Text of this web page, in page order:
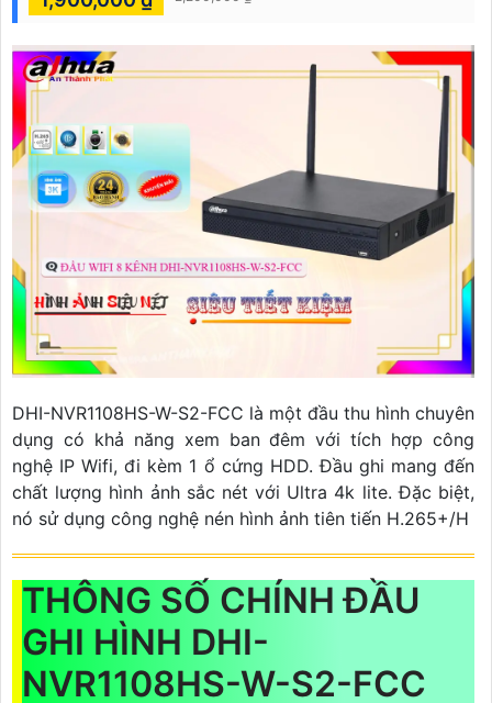
DHI-NVR1108HS-W-S2-FCC là một đầu thu hình chuyên
dụng có khả năng xem ban đêm với tích hợp công
nghệ IP Wifi, đi kèm 1 ổ cứng HDD. Đầu ghi mang đến
chất lượng hình ảnh sắc nét với Ultra 4k lite. Đặc biệt,
nó sử dụng công nghệ nén hình ảnh tiên tiến H.265+/H
THÔNG SỐ CHÍNH ĐẦU
GHI HÌNH DHI-
NVR1108HS-W-S2-FCC